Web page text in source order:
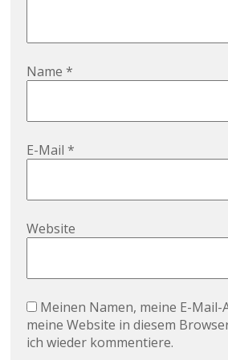
Name*
E-Mail*
Website
Meinen Namen, meine E-Mail-
meine Website in diesem
ich wieder kommentiere.